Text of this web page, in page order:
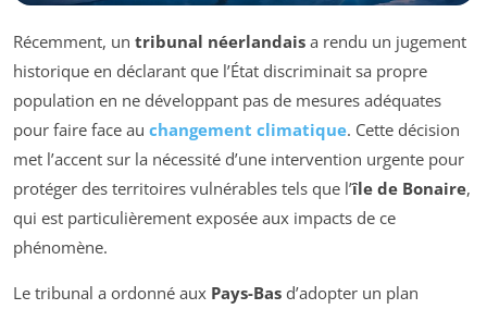
Récemment, un tribunal néerlandais a rendu un jugement
historique en déclarant que l’État discriminait sa propre
population en ne développant pas de mesures adéquates
pour faire face au changement climatique. Cette décision
met l’accent sur la nécessité d’une intervention urgente pour
protéger des territoires vulnérables tels que l’île de Bonaire,
qui est particulièrement exposée aux impacts de ce
phénomène.
Le tribunal a ordonné aux Pays-Bas d’adopter un plan